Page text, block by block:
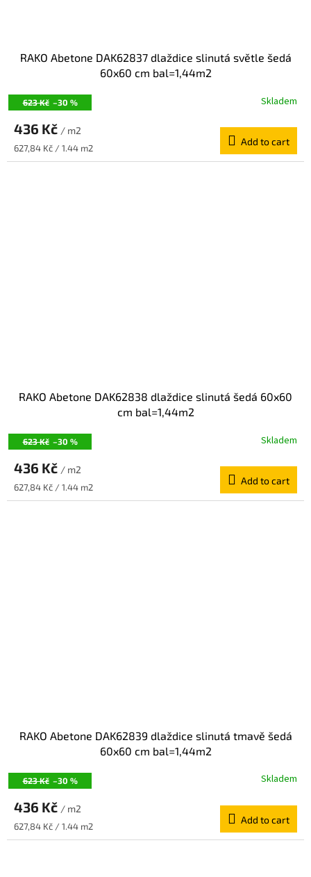
623 Kč –30 %
RAKO Abetone DAK62837 dlaždice slinutá světle šedá
60x60 cm bal=1,44m2
Skladem
436 Kč / m2
Measure
price:
627,84 Kč / 1.44 m2
Add to cart
623 Kč –30 %
RAKO Abetone DAK62838 dlaždice slinutá šedá 60x60
cm bal=1,44m2
Skladem
436 Kč / m2
Measure
price:
627,84 Kč / 1.44 m2
Add to cart
623 Kč –30 %
RAKO Abetone DAK62839 dlaždice slinutá tmavě šedá
60x60 cm bal=1,44m2
Skladem
436 Kč / m2
Measure
price:
627,84 Kč / 1.44 m2
Add to cart